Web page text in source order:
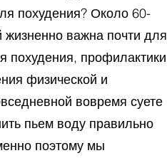
похудения? Около 60-
жизненно важна почти для
похудения, профилактики
физической и
вовремя суете
пьем воду правильно
поэтому мы